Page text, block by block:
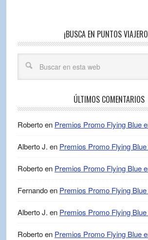
¡BUSCA EN PUNTOS
ÚLTIMOS COMENTARIOS
Robertoen Premios Promo Flying Blue
Alberto J. en Premios Promo Flying
Robertoen Premios Promo Flying Blue
Fernandoen Premios Promo Flying
Alberto J. en Premios Promo Flying
Robertoen Premios Promo Flying Blue